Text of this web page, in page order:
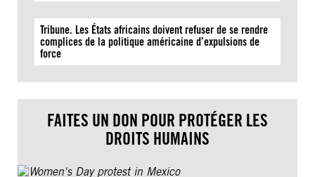
Tribune. Les États africains doivent refuser de se rendre
complices de la politique américaine d’expulsions de
force
FAITES UN DON POUR PROTÉGER LES
DROITS HUMAINS